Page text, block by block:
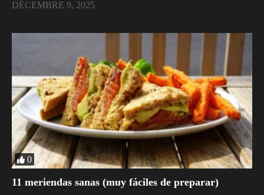
DÉCEMBRE 9, 2025
0
11 meriendas sanas (muy fáciles de preparar)